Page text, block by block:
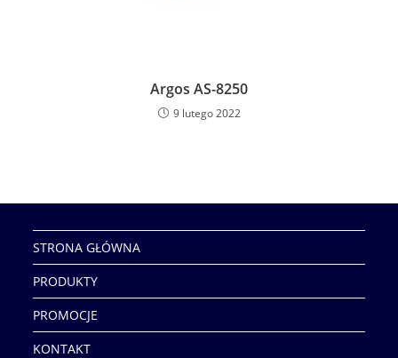
Argos AS-8250
9 lutego 2022
STRONA GŁÓWNA
PRODUKTY
PROMOCJE
KONTAKT